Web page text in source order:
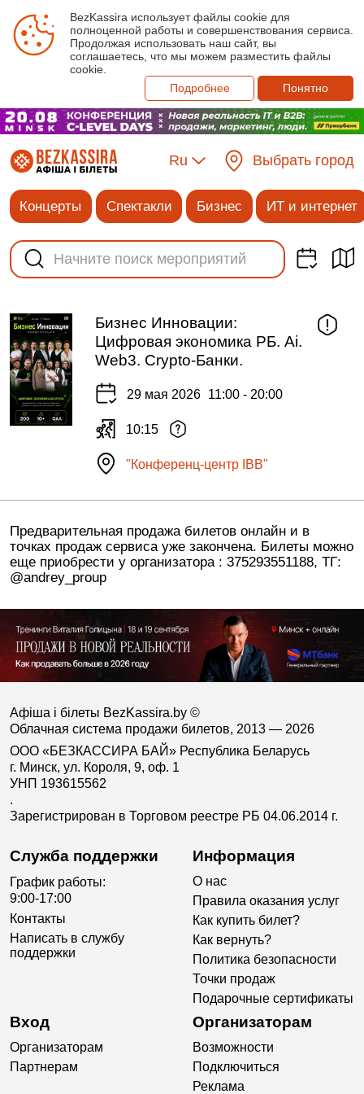
BezKassira использует файлы cookie для
полноценной работы и совершенствования сервиса.
Продолжая использовать наш сайт, вы
соглашаетесь, что мы можем разместить файлы
cookie.
Подробнее
Понятно
Ru Выбрать город
Концерты Спектакли Бизнес ИТ и интернет
Бизнес Инновации:
Цифровая экономика РБ. Ai.
Web3. Crypto-Банки.
29 мая 2026 11:00 - 20:00
10:15
"Конференц-центр IBB"
Предварительная продажа билетов онлайн и в
точках продаж сервиса уже закончена. Билеты можно
еще приобрести у организатора : 375293551188, ТГ:
@andrey_proup
Афіша і білеты BezKassira.by ©
Облачная система продажи билетов, 2013 — 2026
ООО «БЕЗКАССИРА БАЙ» Республика Беларусь
г. Минск, ул. Короля, 9, оф. 1
УНП 193615562
.
Зарегистрирован в Торговом реестре РБ 04.06.2014 г.
Служба поддержки
График работы:
9:00-17:00
Контакты
Написать в службу
поддержки
Информация
О нас
Правила оказания услуг
Как купить билет?
Как вернуть?
Политика безопасности
Точки продаж
Подарочные сертификаты
Вход
Организаторам
Партнерам
Организаторам
Возможности
Подключиться
Реклама